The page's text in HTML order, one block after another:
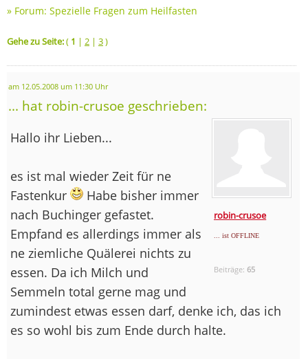
» Forum: Spezielle Fragen zum Heilfasten
Gehe zu Seite:( 1 | 2 | 3)
am 12.05.2008 um 11:30 Uhr
... hat robin-crusoe geschrieben:
robin-crusoe
... ist OFFLINE
Beiträge:65
Hallo ihr Lieben...
es ist mal wieder Zeit für ne
Fastenkur
Habe bisher immer
nach Buchinger gefastet.
Empfand es allerdings immer als
ne ziemliche Quälerei nichts zu
essen. Da ich Milch und
Semmeln total gerne mag und
zumindest etwas essen darf, denke ich, das ich
es so wohl bis zum Ende durch halte.